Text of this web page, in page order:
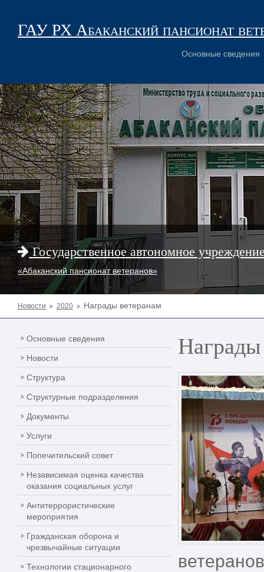
ГАУ РХ Абаканский пансионат
Основные сведения
Государственное автономное
«Абаканский пансионат ветеранов»
Новости 2020 Награды ветеранам
Основные сведения
Новости
Структура
Структурные подразделения
Документы
Услуги
Попечительский совет
Независимая оценка качества
оказания социальных услуг
Антитеррористические
мероприятия
Гражданская оборона и
чрезвычайные ситуации
Технологии стационарного